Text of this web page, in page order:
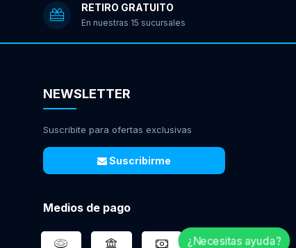
RETIRO GRATUITO
En nuestras 15 sucursales
NEWSLETTER
Suscribite para ofertas exclusivas
Suscribirme
Medios de pago
¿Necesitas ayuda?